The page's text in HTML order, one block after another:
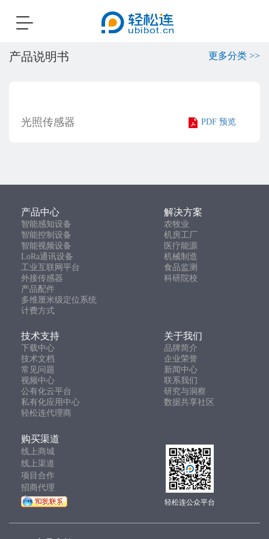
Toggle
产品说明书 更多分类 >>
光照传感器 PDF 预览
产品中心 解决方案
智能感知设备
农牧业
智能控制设备
机房工厂
智能视频设备
医疗能源
LoRa通讯设备
机械制造
工业互联网平台
食品监测
外接传感器
科研院校
产品配件
多维厘米级定位系统
计费方式
技术支持 关于我们
下载中心
品牌简介
技术文档
企业荣誉
常见问题
新闻中心
视频中心
联系我们
公有化云平台
研究与洞察
私有化应用中心
数据共享社区
轻松连代理商
购买渠道
线上商城
线上渠道
项目合作
招商代理
轻松连公众平台